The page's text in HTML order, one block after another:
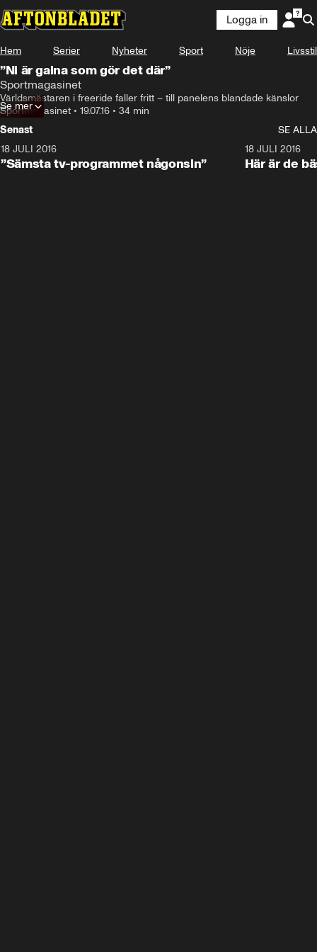
Logga in
Hem Serier Nyheter Sport Nöje Livsstil
”Ni är galna som gör det där”
Sportmagasinet
Världsmästaren i freeride faller fritt – till panelens blandade känslor
Sportmagasinet • 19.07.16 • 34 min
Se mer
Senast
SE ALLA
18 JULI 2016
”Sämsta tv-programmet någonsin”
18 JULI 2016
Här är de